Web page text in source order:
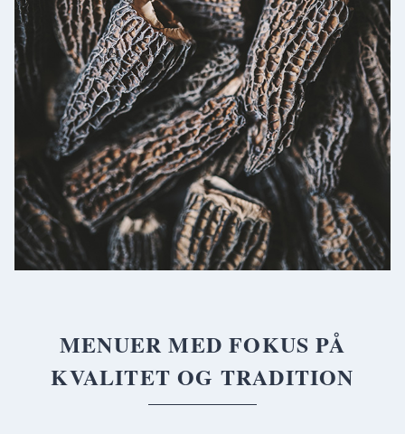
MENUER MED FOKUS PÅ
KVALITET OG TRADITION